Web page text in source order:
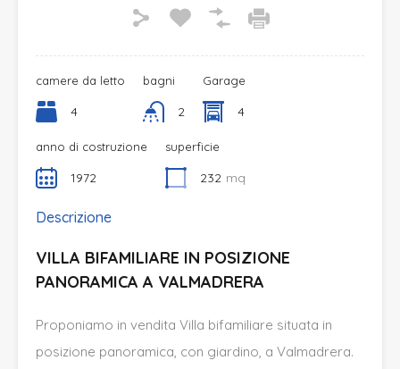
camere da letto
4
bagni
2
Garage
4
anno di costruzione
1972
superficie
232 mq
Descrizione
VILLA BIFAMILIARE IN POSIZIONE
PANORAMICA A VALMADRERA
Proponiamo in vendita Villa bifamiliare situata in
posizione panoramica, con giardino, a Valmadrera.